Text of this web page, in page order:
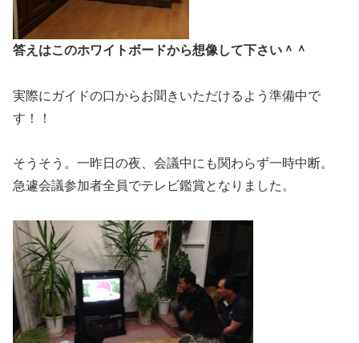
答えはこのホワイトボードから想像して下さい＾＾
実際にガイドの口からお聞きいただけるよう準備中で
す！！
そうそう。一昨日の夜、会議中にも関わらず一時中断。
急遽会議参加者全員でテレビ鑑賞となりました。